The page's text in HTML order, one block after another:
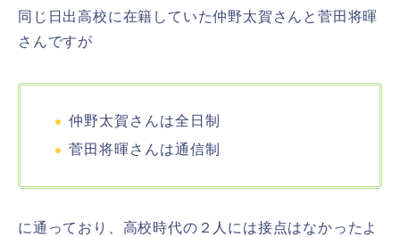
同じ日出高校に在籍していた仲野太賀さんと菅田将暉
さんですが
仲野太賀さんは全日制
菅田将暉さんは通信制
に通っており、高校時代の２人には接点はなかったよ